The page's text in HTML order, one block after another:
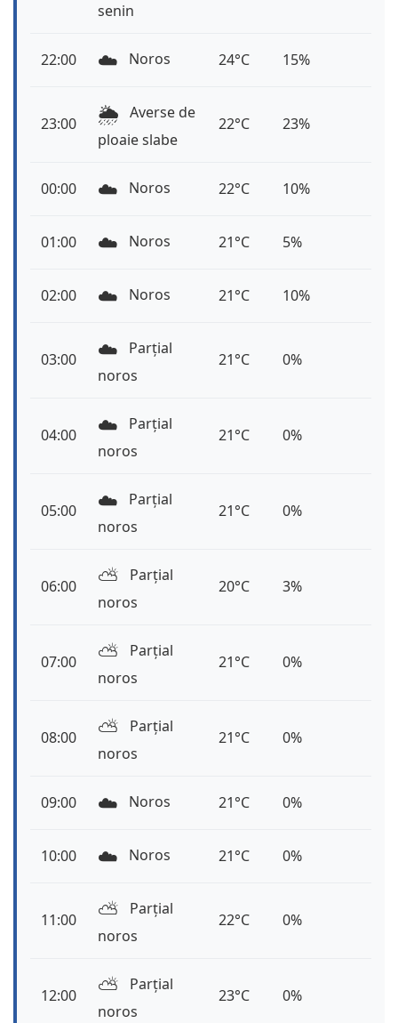
senin
22:00 ☁️ Noros 24°C 15%
23:00 🌦️ Averse de
ploaie slabe
22°C 23%
00:00 ☁️ Noros 22°C 10%
01:00 ☁️ Noros 21°C 5%
02:00 ☁️ Noros 21°C 10%
03:00 ☁️
Parțial
noros
21°C 0%
04:00 ☁️
Parțial
noros
21°C 0%
05:00 ☁️
Parțial
noros
21°C 0%
06:00 ⛅️
Parțial
noros
20°C 3%
07:00 ⛅️
Parțial
noros
21°C 0%
08:00 ⛅️
Parțial
noros
21°C 0%
09:00 ☁️ Noros 21°C 0%
10:00 ☁️ Noros 21°C 0%
11:00 ⛅️
Parțial
noros
22°C 0%
12:00 ⛅️
Parțial
noros
23°C 0%